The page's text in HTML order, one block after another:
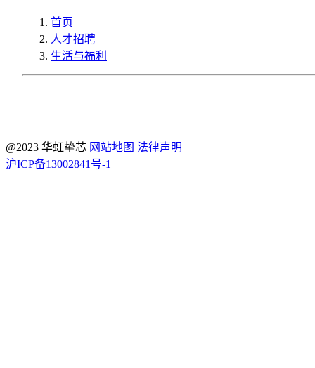
首页
人才招聘
生活与福利
@2023 华虹挚芯 网站地图 法律声明
沪ICP备13002841号-1